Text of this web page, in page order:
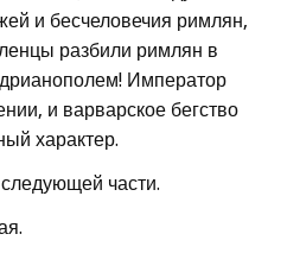
и бесчеловечия римлян,
разбили римлян в
Император
и варварское бегство
характер.
части.